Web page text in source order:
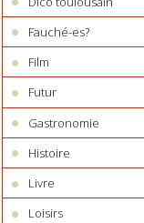
Fauché-es?
Film
Futur
Gastronomie
Histoire
Livre
Loisirs